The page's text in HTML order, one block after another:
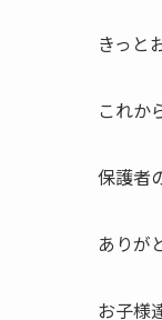
きっと
これか
保護者
ありが
お子様